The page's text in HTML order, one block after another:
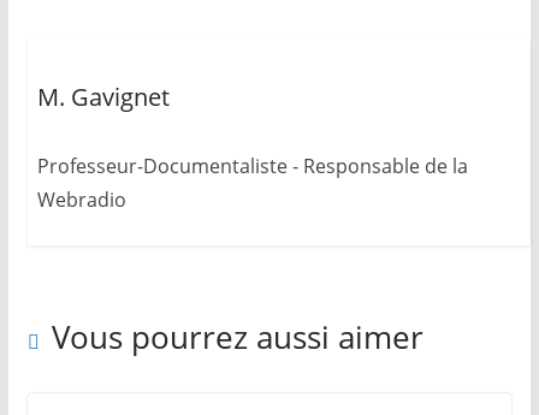
M. Gavignet
Professeur-Documentaliste - Responsable de la
Webradio
Vous pourrez aussi aimer